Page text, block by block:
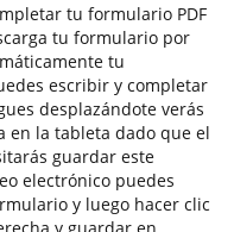
tu formulario PDF
tu formulario por
tu
escribir y completar
desplazándote verás
en la tableta dado que el
guardar este
electrónico puedes
y luego hacer clic
y guardar en